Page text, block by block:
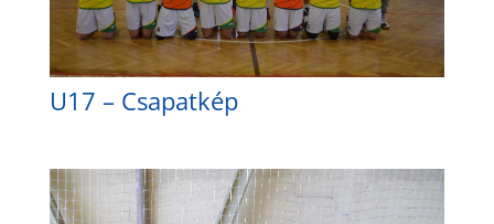
U17 – Csapatkép